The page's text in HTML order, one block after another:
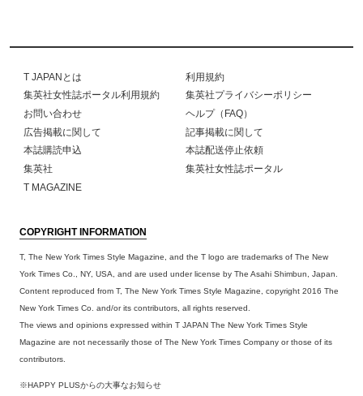
T JAPANとは
利用規約
集英社女性誌ポータル利用規約
集英社プライバシーポリシー
お問い合わせ
ヘルプ（FAQ）
広告掲載に関して
記事掲載に関して
本誌購読申込
本誌配送停止依頼
集英社
集英社女性誌ポータル
T MAGAZINE
COPYRIGHT INFORMATION
T, The New York Times Style Magazine, and the T logo are trademarks of The New
York Times Co., NY, USA, and are used under license by The Asahi Shimbun, Japan.
Content reproduced from T, The New York Times Style Magazine, copyright 2016 The
New York Times Co. and/or its contributors, all rights reserved.
The views and opinions expressed within T JAPAN The New York Times Style
Magazine are not necessarily those of The New York Times Company or those of its
contributors.
※HAPPY PLUSからの大事なお知らせ